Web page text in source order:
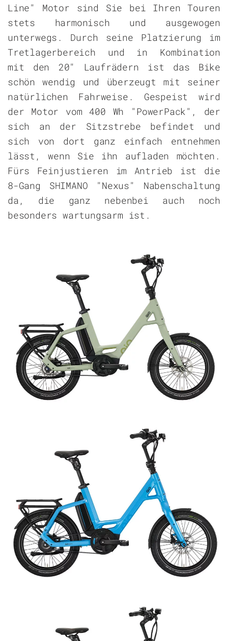
Line" Motor sind Sie bei Ihren Touren
stets harmonisch und ausgewogen
unterwegs. Durch seine Platzierung im
Tretlagerbereich und in Kombination
mit den 20" Laufrädern ist das Bike
schön wendig und überzeugt mit seiner
natürlichen Fahrweise. Gespeist wird
der Motor vom 400 Wh "PowerPack", der
sich an der Sitzstrebe befindet und
sich von dort ganz einfach entnehmen
lässt, wenn Sie ihn aufladen möchten.
Fürs Feinjustieren im Antrieb ist die
8-Gang SHIMANO "Nexus" Nabenschaltung
da, die ganz nebenbei auch noch
besonders wartungsarm ist.